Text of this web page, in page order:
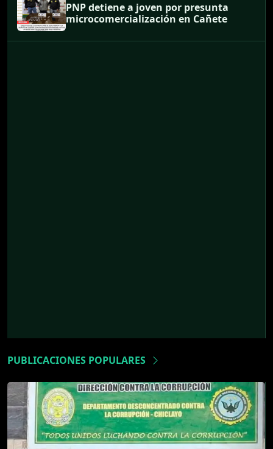
PNP detiene a joven por presunta
microcomercialización en Cañete
PUBLICACIONES POPULARES